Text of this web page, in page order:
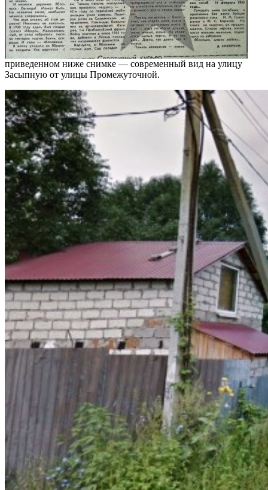
приведенном ниже снимке — современный вид на улицу
Засыпную от улицы Промежуточной.